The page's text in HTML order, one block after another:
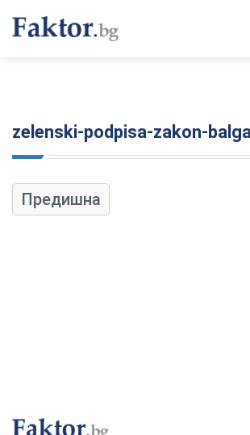
zelenski-podpisa-zakon-
Предишна